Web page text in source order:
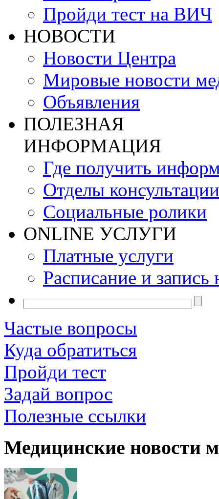
Пройди тест на ВИЧ
НОВОСТИ
Новости Центра
Мировые новости
Объявления
ПОЛЕЗНАЯ
ИНФОРМАЦИЯ
Где получить
Отделы консультации
Социальные ролики
ONLINE УСЛУГИ
Платные услуги
Расписание и запись
Частые вопросы
Куда обратиться
Пройди тест
Задай вопрос
Полезные ссылки
Медицинские новости